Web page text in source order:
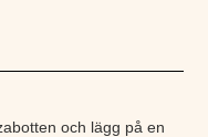
och lägg på en